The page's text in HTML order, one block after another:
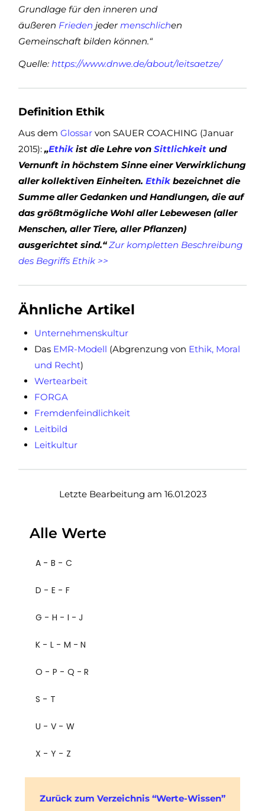
Grundlage für den inneren und
äußeren Frieden jedermenschlichen
Gemeinschaft bilden können.“
Quelle: https://www.dnwe.de/about/leitsaetze/
Definition Ethik
Aus dem Glossar von SAUER COACHING (Januar
2015): „Ethik ist die Lehre von Sittlichkeit und
Vernunft in höchstem Sinne einer Verwirklichung
aller kollektiven Einheiten. Ethik bezeichnet die
Summe aller Gedanken und Handlungen, die auf
das größtmögliche Wohl aller Lebewesen (aller
Menschen, aller Tiere, aller Pflanzen)
ausgerichtet sind.“ Zur kompletten Beschreibung
des Begriffs Ethik >>
Ähnliche Artikel
Unternehmenskultur
Das EMR-Modell (Abgrenzung von Ethik, Moral
und Recht)
Wertearbeit
FORGA
Fremdenfeindlichkeit
Leitbild
Leitkultur
Letzte Bearbeitung am 16.01.2023
Alle Werte
A - B - C
D - E - F
G - H - I - J
K - L - M - N
O - P - Q - R
S - T
U - V - W
X - Y - Z
Zurück zum Verzeichnis “Werte-Wissen”